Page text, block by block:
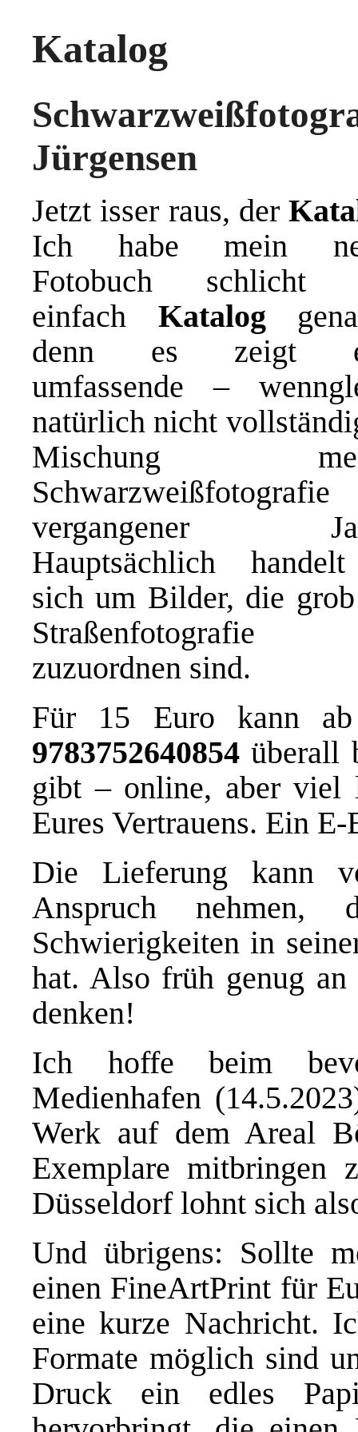
Katalog
Jürgensen
Jetzt isser raus, der
Ich habe mein
Fotobuch schlicht
einfach Katalog
denn es zeigt
umfassende –
natürlich nicht
Mischung
Schwarzweißfotografie
vergangener
Hauptsächlich
sich um Bilder, die
Straßenfotografie
zuzuordnen sind.
Für 15 Euro kann
9783752640854 überall
gibt – online, aber viel
Eures Vertrauens. Ein
Die Lieferung kann
Anspruch nehmen,
Schwierigkeiten in
hat. Also früh genug an
denken!
Ich hoffe beim
Medienhafen
Werk auf dem Areal
Exemplare mitbringen
Düsseldorf lohnt sich
Und übrigens: Sollte
einen FineArtPrint für
eine kurze Nachricht.
Formate möglich sind
Druck ein edles